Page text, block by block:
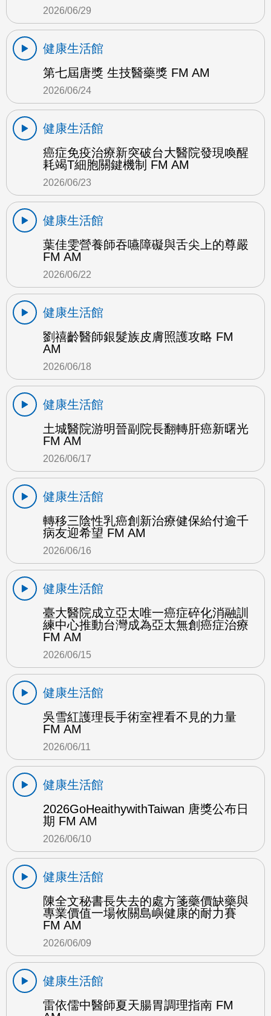
2026/06/29
健康生活館
第七屆唐獎 生技醫藥獎 FM AM
2026/06/24
健康生活館
癌症免疫治療新突破台大醫院發現喚醒
耗竭T細胞關鍵機制 FM AM
2026/06/23
健康生活館
葉佳雯營養師吞嚥障礙與舌尖上的尊嚴
FM AM
2026/06/22
健康生活館
劉禧齡醫師銀髮族皮膚照護攻略 FM
AM
2026/06/18
健康生活館
土城醫院游明晉副院長翻轉肝癌新曙光
FM AM
2026/06/17
健康生活館
轉移三陰性乳癌創新治療健保給付逾千
病友迎希望 FM AM
2026/06/16
健康生活館
臺大醫院成立亞太唯一癌症碎化消融訓
練中心推動台灣成為亞太無創癌症治療
FM AM
2026/06/15
健康生活館
吳雪紅護理長手術室裡看不見的力量
FM AM
2026/06/11
健康生活館
2026GoHeaithywithTaiwan 唐獎公布日
期 FM AM
2026/06/10
健康生活館
陳全文秘書長失去的處方箋藥價缺藥與
專業價值一場攸關島嶼健康的耐力賽
FM AM
2026/06/09
健康生活館
雷依儒中醫師夏天腸胃調理指南 FM